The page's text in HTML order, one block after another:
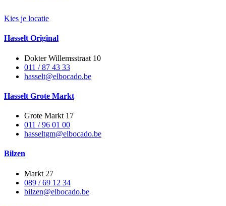
Kies je locatie
Hasselt Original
Dokter Willemsstraat 10
011 / 87 43 33
hasselt@elbocado.be
Hasselt Grote Markt
Grote Markt 17
011 / 96 01 00
hasseltgm@elbocado.be
Bilzen
Markt 27
089 / 69 12 34
bilzen@elbocado.be